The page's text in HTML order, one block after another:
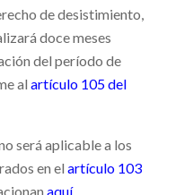
de desistimiento,
doce meses
del período de
al artículo 105 del
será aplicable a los
en el artículo 103
aquí